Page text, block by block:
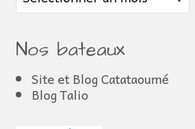
Nos bateaux
Site et Blog Catataoumé
Blog Talio